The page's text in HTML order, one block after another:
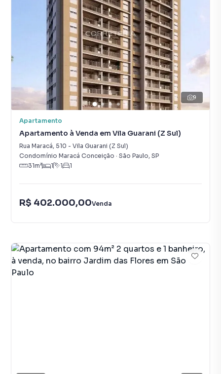
9
Apartamento
Apartamento à Venda em Vila Guarani (Z Sul)
Rua Maracá, 510 - Vila Guarani (Z Sul)
Condomínio Maracá Conceição · São Paulo, SP
31m² 1 1 1
R$ 402.000,00Venda